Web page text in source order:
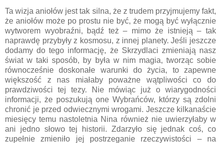
Ta wizja aniołów jest tak silna, że z trudem przyjmujemy fakt,
że aniołów może po prostu nie być, że mogą być wyłącznie
wytworem wyobraźni, bądź też – mimo że istnieją – tak
naprawdę przybyły z kosmosu, z innej planety. Jeśli jeszcze
dodamy do tego informację, że Skrzydlaci zmieniają nasz
świat w taki sposób, by była w nim magia, tworząc sobie
równocześnie doskonałe warunki do życia, to zapewne
większość z nas miałaby poważne wątpliwości co do
prawdziwości tej tezy. Nie mówiąc już o wiarygodności
informacji, że poszukują one Wybrańców, którzy są zdolni
chronić je przed odwiecznymi wrogami. Jeszcze kilkanaście
miesięcy temu nastoletnia Nina również nie uwierzyłaby w
ani jedno słowo tej historii. Zdarzyło się jednak coś, co
zupełnie zmieniło jej postrzeganie rzeczywistości – na